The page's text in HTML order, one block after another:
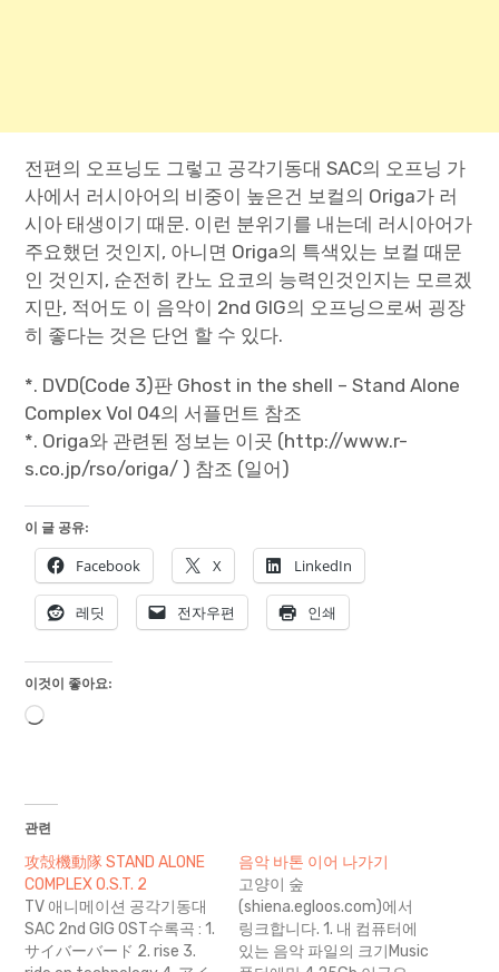
전편의 오프닝도 그렇고 공각기동대 SAC의 오프닝 가
사에서 러시아어의 비중이 높은건 보컬의 Origa가 러
시아 태생이기 때문. 이런 분위기를 내는데 러시아어가
주요했던 것인지, 아니면 Origa의 특색있는 보컬 때문
인 것인지, 순전히 칸노 요코의 능력인것인지는 모르겠
지만, 적어도 이 음악이 2nd GIG의 오프닝으로써 굉장
히 좋다는 것은 단언 할 수 있다.
*. DVD(Code 3)판 Ghost in the shell – Stand Alone
Complex Vol 04의 서플먼트 참조
*. Origa와 관련된 정보는 이곳 (http://www.r-
s.co.jp/rso/origa/ ) 참조 (일어)
이 글 공유:
Facebook X LinkedIn
레딧 전자우편 인쇄
이것이 좋아요:
로
관련
攻殻機動隊 STAND ALONE
COMPLEX O.S.T. 2
TV 애니메이션 공각기동대
SAC 2nd GIG OST수록곡 : 1.
サイバーバード 2. rise 3.
음악 바톤 이어 나가기
고양이 숲
(shiena.egloos.com)에서
링크합니다. 1. 내 컴퓨터에
있는 음악 파일의 크기Music